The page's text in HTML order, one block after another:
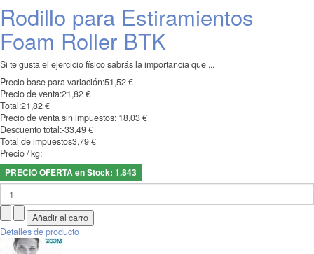
Rodillo para Estiramientos
Foam Roller BTK
Si te gusta el ejercicio físico sabrás la importancia que ...
Precio base para variación:51,52 €
Precio de venta:21,82 €
Total:21,82 €
Precio de venta sin impuestos: 18,03 €
Descuento total:-33,49 €
Total de impuestos3,79 €
Precio / kg:
PRECIO OFERTA en Stock: 1.843
Detalles de producto